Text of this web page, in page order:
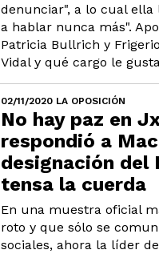
denunciar", a lo cual
a hablar nunca más".
Patricia Bullrich y
Vidal y qué cargo le
02/11/2020 LA OPOSICIÓN
No hay paz en
respondió a
designación del
tensa la cuerda
En una muestra oficial
roto y que sólo se
sociales, ahora la líder